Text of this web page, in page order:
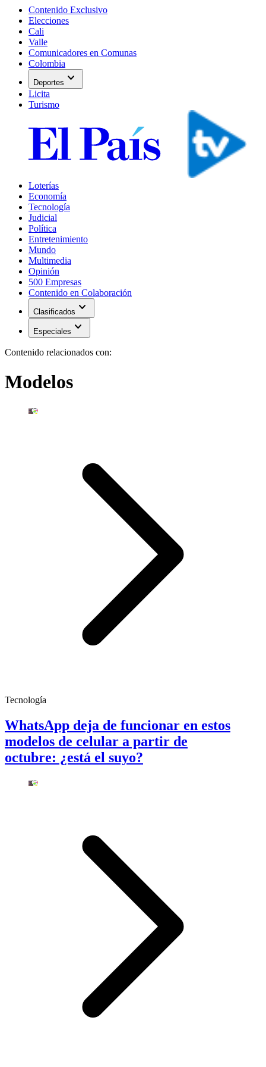
Contenido Exclusivo
Elecciones
Cali
Valle
Comunicadores en Comunas
Colombia
Deportes expand_more
Licita
Turismo
Loterías
Economía
Tecnología
Judicial
Política
Entretenimiento
Mundo
Multimedia
Opinión
500 Empresas
Contenido en Colaboración
Clasificados expand_more
Especiales expand_more
Contenido relacionados con:
Modelos
Tecnología
WhatsApp deja de funcionar en estos
modelos de celular a partir de
octubre: ¿está el suyo?